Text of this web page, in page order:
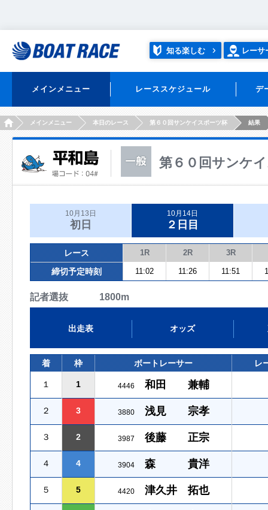
知る楽しむ レーサ
メインメニュー レーススケジュール デ
HOMEメインメニュー 本日のレース 第６０回サンケイスポーツ杯 結果
第６０回サンケ
10月13日
初日
10月14日
２日目
レース 1R 2R 3R
締切予定時刻 11:02 11:26 11:51
記者選抜 1800m
出走表 オッズ
着 枠 ボートレーサー レ
１ 1 4446 和田 兼輔
２ 3 3880 浅見 宗孝
３ 2 3987 後藤 正宗
４ 4 3904 森 貴洋
５ 5 4420 津久井 拓也